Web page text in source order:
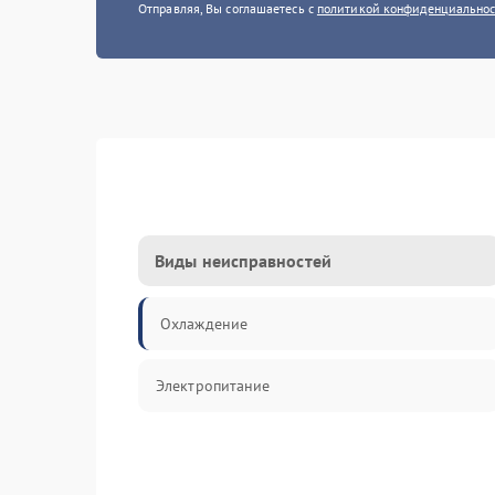
Отправляя, Вы соглашаетесь с политикой
Виды неисправностей
Охлаждение
Электропитание